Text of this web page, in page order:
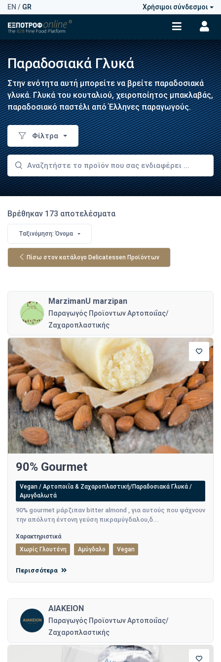
EN / GR Χρήσιμοι σύνδεσμοι
Παραδοσιακά Γλυκά
Στην ενότητα αυτή μπορείτε να βρείτε παραδοσιακά
γλυκά. Γλυκά του κουταλιού, χειροποίητος μπακλαβάς,
παραδοσιακό παστέλι από Έλληνες παραγωγούς.
Φίλτρα
Βρέθηκαν 173 αποτελέσματα
Ταξινόμηση: Όνομα
Πίσω στον κατάλογο Delicatessen Προϊόντων
MarzimanU marzipan
Παραγωγός Προϊοντων Αρτοποιΐας/
Ζαχαροπλαστικής
90% Gourmet
Vegan / Αρτοποιΐα & Ζαχαροπλαστική/Παραδοσιακά Γλυκά /
Αμυγδαλωτά
90% gourmet μάρζιπαν bitter almond , για αυτούς που ψάχνουν
την απόλυτη έντονη γεύση πικραμύγδαλου,δ...
Χαρακτηριστικά
Χωρίς Γλουτένη
Αμύγδαλο Vegan
Περισσότερα
ΑΙΑΚΕΙΟΝ
Παραγωγός Προϊοντων Αρτοποιΐας/
Ζαχαροπλαστικής